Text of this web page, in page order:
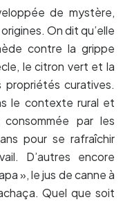
de mystère,
On dit qu’elle
contre la grippe
le citron vert et la
curatives.
le contexte rural et
par les
pour se rafraîchir
D’autres encore
», le jus de canne à
Quel que soit